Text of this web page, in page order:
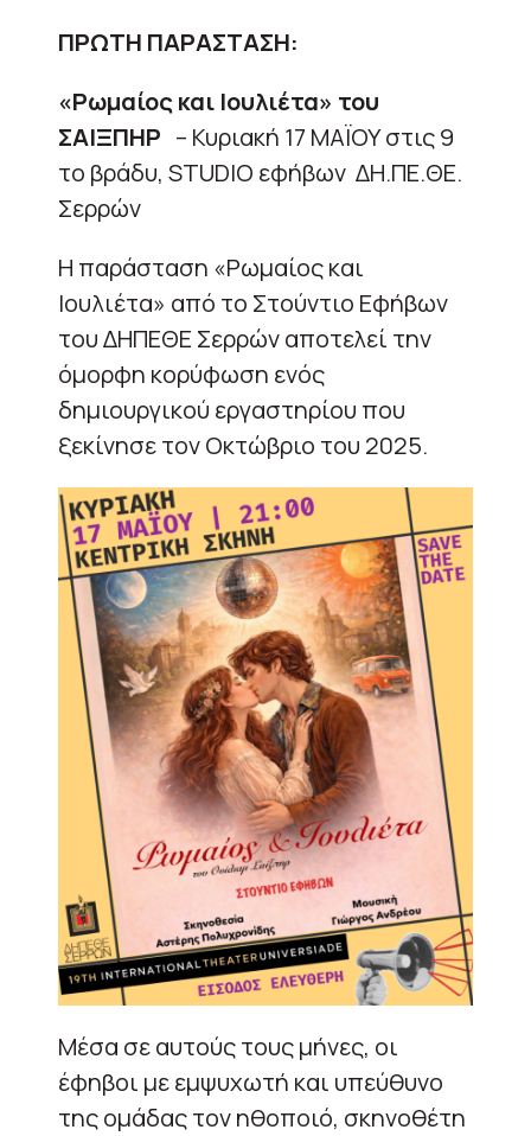
ΠΡΩΤΗ ΠΑΡΑΣΤΑΣΗ:
«Ρωμαίος και Ιουλιέτα» του
ΣΑΙΞΠΗΡ – Κυριακή 17 ΜΑΪΟΥ στις 9
το βράδυ, STUDIO εφήβων ΔΗ.ΠΕ.ΘΕ.
Σερρών
Η παράσταση «Ρωμαίος και
Ιουλιέτα» από το Στούντιο Εφήβων
του ΔΗΠΕΘΕ Σερρών αποτελεί την
όμορφη κορύφωση ενός
δημιουργικού εργαστηρίου που
ξεκίνησε τον Οκτώβριο του 2025.
Μέσα σε αυτούς τους μήνες, οι
έφηβοι με εμψυχωτή και υπεύθυνο
της ομάδας τον ηθοποιό, σκηνοθέτη